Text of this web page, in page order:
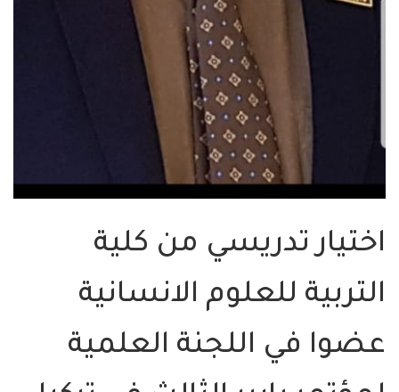
اختيار تدريسي من كلية
التربية للعلوم الانسانية
عضوا في اللجنة العلمية